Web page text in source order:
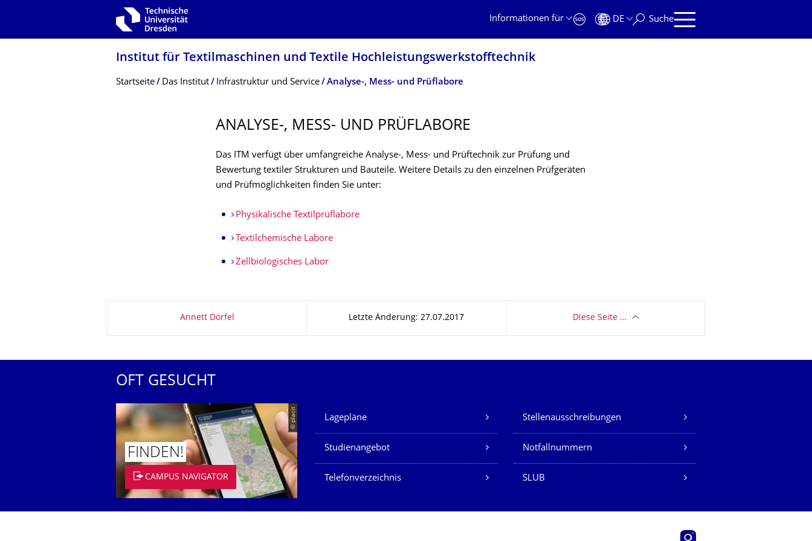
Zur Hauptnavigation springen
Informationen für
DE Suche
Institut für Textilmaschinen und Textile Hochleistungswerk­stofftechnik
Breadcrumb-Menü
Startseite Das Institut Infrastruktur und Service Analyse-, Mess- und Prüflabore
ANALYSE-, MESS- UND PRÜFLABORE
Das ITM verfügt über umfangreiche Analyse-, Mess- und Prüftechnik zur Prüfung und
Bewertung textiler Strukturen und Bauteile. Weitere Details zu den einzelnen Prüfgeräten
und Prüfmöglichkeiten finden Sie unter:
Physikalische Textilprüflabore
Textilchemische Labore
Zellbiologisches Labor
Annett Dörfel Letzte Änderung: 27.07.2017 Diese Seite …
OFT GESUCHT
© placit
FINDEN!
CAMPUS NAVIGATOR
Unsere Dienste
Lagepläne Stellenausschreibungen
Studienangebot Notfallnummern
Telefonverzeichnis SLUB
Instagram